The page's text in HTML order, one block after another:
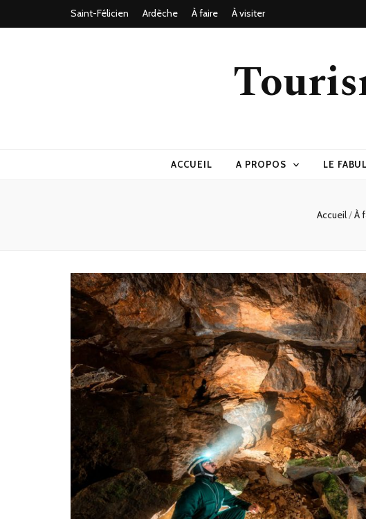
Saint-Félicien Ardèche À faire À visiter
ACCUEIL A PROPOS LE
Accueil/À